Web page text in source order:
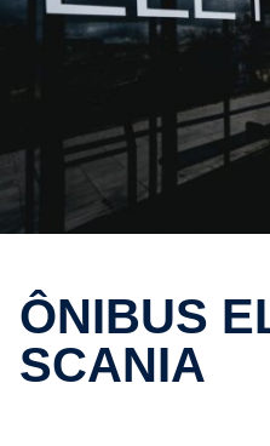
ÔNIBUS ELÉTRICO
SCANIA